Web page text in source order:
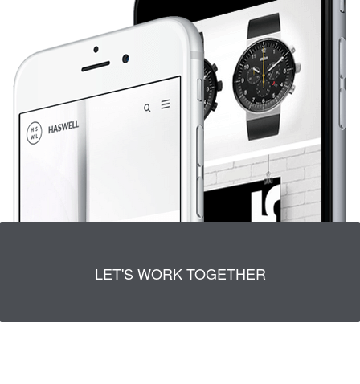
LET'S WORK TOGETHER